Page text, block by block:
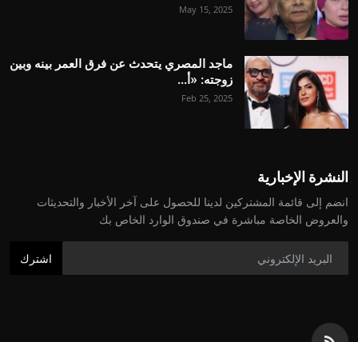
May 15, 2025
ماجد المصري يتحدث عن فرق العمر بينه وبين
زوجته: «أ...
Feb 25, 2025
النشرة الإخبارية
انضم إلى قائمة المشتركين لدينا للحصول على آخر الأخبار والتحديثات
والعروض الخاصة مباشرة في صندوق الوارد الخاص بك
اشترك